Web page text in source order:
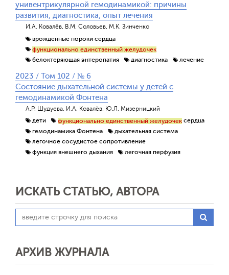
унивентрикулярной гемодинамикой: причины
развития, диагностика, опыт лечения
И.А. Ковалёв, В.М. Соловьев, М.К. Зинченко
врожденные пороки сердца
функционально единственный желудочек
белоктеряющая энтеропатия
диагностика лечение
2023 / Том 102 / № 6
Состояние дыхательной системы у детей с
гемодинамикой Фонтена
А.Р. Шудуева, И.А. Ковалёв, Ю.Л. Мизерницкий
дети
функционально единственный желудочек сердца
гемодинамика Фонтена
дыхательная система
легочное сосудистое сопротивление
функция внешнего дыхания
легочная перфузия
ИСКАТЬ СТАТЬЮ, АВТОРА
АРХИВ ЖУРНАЛА